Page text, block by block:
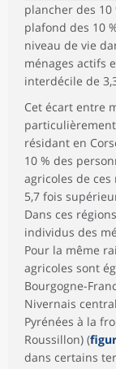
plancher des 10
plafond des 10
niveau de vie
ménages actifs
interdécile de
Cet écart entre
résidant en
10 % des
agricoles de
5,7 fois
Dans ces
individus des
Pour la même
agricoles sont
Bourgogne-
Nivernais
Pyrénées à la
Roussillon) (
dans certains